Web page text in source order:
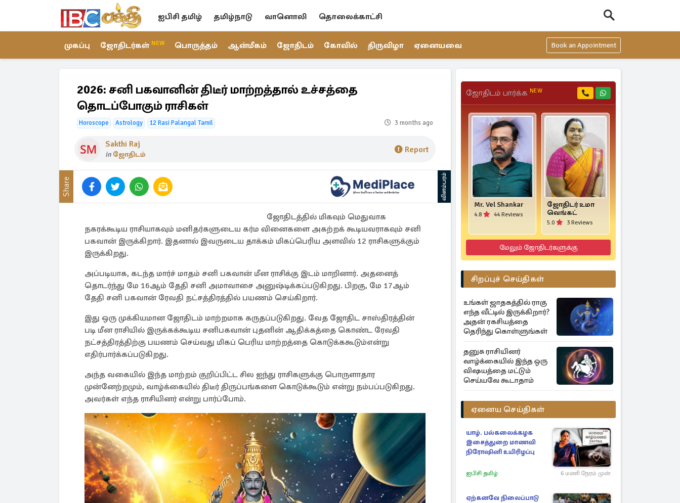
ஐபிசி தமிழ் தமிழ்நாடு வானொலி தொலைக்காட்சி
முகப்பு ஜோதிடர்கள் NEW பொருத்தம் ஆன்மீகம் ஜோதிடம் கோவில் திருவிழா ஏனையவை Book an Appointment
2026: சனி பகவானின் திடீர் மாற்றத்தால் உச்சத்தை
தொடப்போகும் ராசிகள்
Horoscope Astrology 12 Rasi Palangal Tamil 3 months ago
Sakthi Raj
in ஜோதிடம் Report
Share விளம்பரம்
ஜோதிடத்தில் மிகவும் மெதுவாக
நகரக்கூடிய ராசியாகவும் மனிதர்களுடைய கர்ம வினைகளை அகற்றக் கூடியவராகவும் சனி
பகவான் இருக்கிறார். இதனால் இவருடைய தாக்கம் மிகப்பெரிய அளவில் 12 ராசிகளுக்கும்
இருக்கிறது.
அப்படியாக, கடந்த மார்ச் மாதம் சனி பகவான் மீன ராசிக்கு இடம் மாறினார். அதனைத்
தொடர்ந்து மே 16ஆம் தேதி சனி அமாவாசை அனுஷ்டிக்கப்படுகிறது. பிறகு, மே 17ஆம்
தேதி சனி பகவான் ரேவதி நட்சத்திரத்தில் பயணம் செய்கிறார்.
இது ஒரு முக்கியமான ஜோதிடம் மாற்றமாக கருதப்படுகிறது. வேத ஜோதிட சாஸ்திரத்தின்
படி மீன ராசியில் இருக்கக்கூடிய சனிபகவான் புதனின் ஆதிக்கத்தை கொண்ட ரேவதி
நட்சத்திரத்திற்கு பயணம் செய்வது மிகப் பெரிய மாற்றத்தை கொடுக்ககூடும்என்று
எதிர்பார்க்கப்படுகிறது.
அந்த வகையில் இந்த மாற்றம் குறிப்பிட்ட சில ஐந்து ராசிகளுக்கு பொருளாதார
முன்னேற்றமும், வாழ்க்கையில் திடீர் திருப்பங்களை கொடுக்கூடும் என்று நம்பப்படுகிறது.
அவர்கள் எந்த ராசியினர் என்று பார்ப்போம்.
ஜோதிடம் பார்க்க NEW
Mr. Vel Shankar
4.8 44 Reviews
ஜோதிடர் உமா
வெங்கட்
5.0 3 Reviews
மேலும் ஜோதிடர்களுக்கு
சிறப்புச் செய்திகள்
உங்கள் ஜாதகத்தில் ராகு
எந்த வீட்டில் இருக்கிறார்?
அதன் ரகசியத்தை
தெரிந்து கொள்ளுங்கள்
தனுசு ராசியினர்
வாழ்க்கையில் இந்த ஒரு
விஷயத்தை மட்டும்
செய்யவே கூடாதாம்
ஏனைய செய்திகள்
யாழ். பல்கலைக்கழக
இசைத்துறை மாணவி
நிரோஷினி உயிரிழப்பு
ஐபிசி தமிழ் 6 மணி நேரம் முன்
ஏற்கனவே நிலைப்பாடு